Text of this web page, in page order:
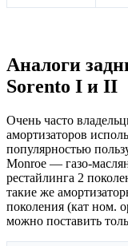
Аналоги
Sorento I и II
Очень часто
амортизаторов
популярностью
Monroe — газо-
рестайлинга 2
такие же
поколения (кат ном.
можно поставить